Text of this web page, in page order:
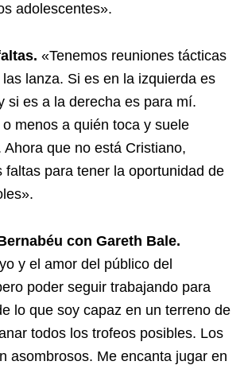
adolescentes».
«Tenemos reuniones tácticas
lanza. Si es en la izquierda es
si es a la derecha es para mí.
menos a quién toca y suele
Ahora que no está Cristiano,
faltas para tener la oportunidad de
con Gareth Bale.
y el amor del público del
poder seguir trabajando para
lo que soy capaz en un terreno de
todos los trofeos posibles. Los
asombrosos. Me encanta jugar en